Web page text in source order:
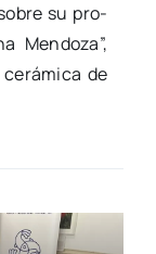
su pro­
Men­do­za”,
de